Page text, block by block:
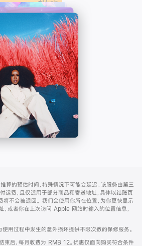
算的预估时间，特殊情况下可能会延迟。该服务由第三
运费，且仅适用于部分商品和寄送地址，具体以结账页
将不会被退回。 我们会使用你所在位置，为你更快显示
，或者你在上次访问 Apple 网站时输入的位置信息，
过程中发生的意外损坏提供不限次数的保修服务。
束后，每月收费为 RMB 12。优惠仅面向购买符合条件